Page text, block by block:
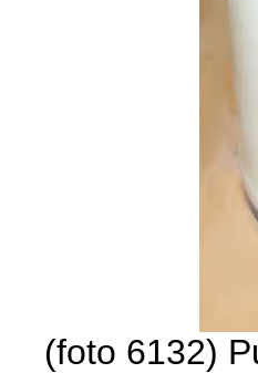
(foto 6132)